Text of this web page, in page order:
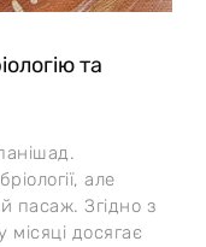
та
але
пасаж. Згідно з
досягає